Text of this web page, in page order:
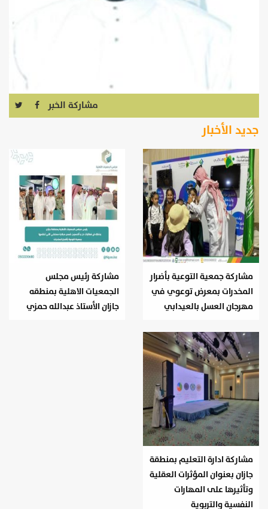
مشاركة الخبر
جديد الأخبار
مشاركة جمعية التوعية بأضرار
المخدرات بمعرض توعوي في
مهرجان العسل بالعيدابي
مشاركة رئيس مجلس
الجمعيات الاهلية بمنطقه
جازان الأستاذ عبدالله حمزي
مشاركة ادارة التعليم بمنطقة
جازان بعنوان المؤثرات العقلية
وتأثيرها على المهارات
النفسية والتربوية